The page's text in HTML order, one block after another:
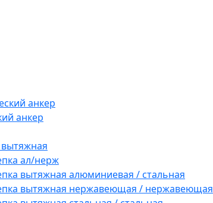
анкер
анкер
вытяжная
ал/нерж
вытяжная алюминиевая / стальная
вытяжная нержавеющая / нержавеющая